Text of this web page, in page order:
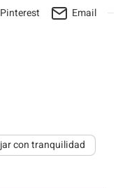
Pinterest Email
con tranquilidad